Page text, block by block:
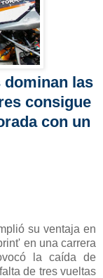
dominan las
consigue
con un
su ventaja en
en una carrera
la caída de
de tres vueltas